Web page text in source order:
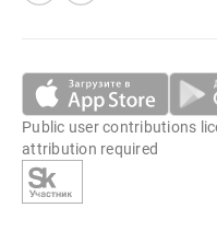
Public user contributions
attribution required